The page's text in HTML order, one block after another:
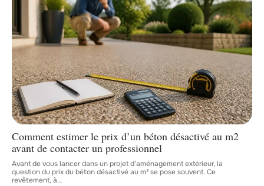
Comment estimer le prix d’un béton désactivé au m2
avant de contacter un professionnel
Avant de vous lancer dans un projet d’aménagement extérieur, la
question du prix du béton désactivé au m² se pose souvent. Ce
revêtement, à…